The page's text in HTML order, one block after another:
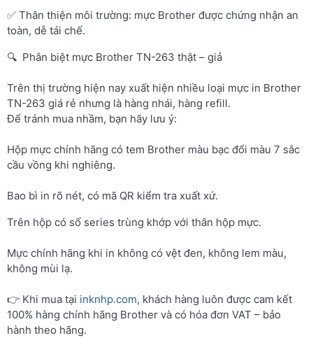
✅ Thân thiện môi trường: mực Brother được chứng nhận an
toàn, dễ tái chế.
🔍 Phân biệt mực Brother TN-263 thật – giả
Trên thị trường hiện nay xuất hiện nhiều loại mực in Brother
TN-263 giá rẻ nhưng là hàng nhái, hàng refill.
Để tránh mua nhầm, bạn hãy lưu ý:
Hộp mực chính hãng có tem Brother màu bạc đổi màu 7 sắc
cầu vồng khi nghiêng.
Bao bì in rõ nét, có mã QR kiểm tra xuất xứ.
Trên hộp có số series trùng khớp với thân hộp mực.
Mực chính hãng khi in không có vệt đen, không lem màu,
không mùi lạ.
👉 Khi mua tại inknhp.com, khách hàng luôn được cam kết
100% hàng chính hãng Brother và có hóa đơn VAT – bảo
hành theo hãng.